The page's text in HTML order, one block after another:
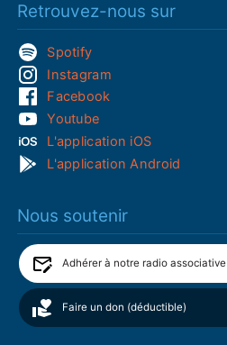
Retrouvez-nous sur
Spotify
Instagram
Facebook
Youtube
L'application iOS
L'application Android
Nous soutenir
Adhérer à notre radio associative
Faire un don (déductible)